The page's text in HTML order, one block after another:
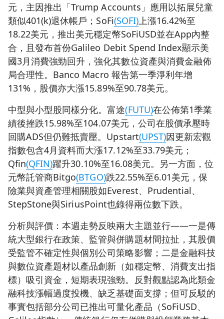
元，主因推出「Trump Accounts」應用以拓展兒童
類似401(k)退休帳戶；SoFi(SOFI)上漲16.42%至
18.22美元，推出美元穩定幣SoFiUSD並在App內整
合，且發布首份Galileo Debit Spend Index顯示美
國3月消費強勁回升，強化其數位資產與消費金融佈
局合理性。Banco Macro 報告第一季淨利年增
131%，股價亦大漲15.89%至90.78美元。
中型與小型股同樣分化。富途(FUTU)在公佈第1季業
績後挫跌15.98%至104.07美元，公司在股價承壓時
回購ADS但仍難抵賣壓。Upstart(UPST)因更新宏觀
指數包含4月資料而大漲17.12%至33.79美元；
Qfin(QFIN)躍升30.10%至16.08美元。另一方面，位
元幣託管商Bitgo(BTGO)跌22.55%至6.01美元，保
險業與資產管理相關股如Everest、Prudential、
StepStone與SiriusPoint也錄得兩位數下跌。
分析與評價：本週走勢反映兩大主題並行——一是傳
統大型銀行在政策、監管與併購題材間拉扯，其股價
受監管不確定性與個別公司策略影響；二是金融科技
與數位資產題材以產品創新（如穩定幣、消費支出指
標）吸引資金，短期表現強勁。反對觀點認為此類金
融科技漲幅過度投機、缺乏基礎面支撐；但可反駁的
事實包括部分公司已推出可量化產品（SoFiUSD、